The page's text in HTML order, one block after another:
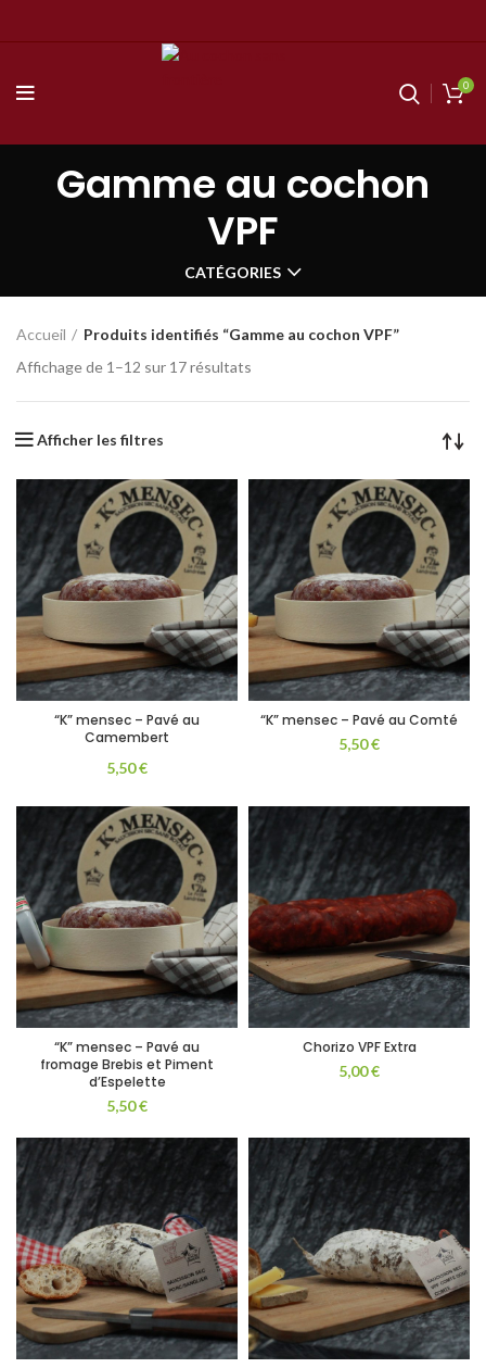
0
Gamme au cochon
VPF
CATÉGORIES
Accueil
Produits identifiés “Gamme au cochon VPF”
Affichage de 1–12 sur 17 résultats
Afficher les filtres
“K” mensec – Pavé au
Camembert
5,50€
“K” mensec – Pavé au Comté
5,50€
“K” mensec – Pavé au
fromage Brebis et Piment
d’Espelette
5,50€
Chorizo VPF Extra
5,00€